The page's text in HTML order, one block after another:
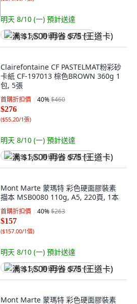
明天 8/10 (一) 預計送達
满 $1,500 再省 $75 (王道卡)
Clairefontaine CF PASTELMAT粉彩砂
卡紙 CF-197013 棕色BROWN 360g 1
包, 5張
首購折扣價 40%$460
$276
($55.20/1張)
明天 8/10 (一) 預計送達
满 $1,500 再省 $75 (王道卡)
Mont Marte 蒙瑪特 彩色硬面膠裝素
描本 MSB0080 110g, A5, 220頁, 1本
首購折扣價 40%$263
$157
($157.00/1個)
明天 8/10 (一) 預計送達
满 $1,500 再省 $75 (王道卡)
Mont Marte 蒙瑪特 彩色硬面膠裝素